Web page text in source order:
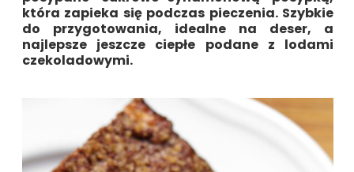
która zapieka się podczas pieczenia. Szybkie
do przygotowania, idealne na deser, a
najlepsze jeszcze ciepłe podane z lodami
czekoladowymi.